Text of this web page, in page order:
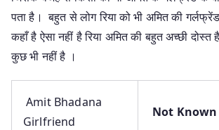
पता है। बहुत से लोग रिया को भी अमित की
कहाँ है ऐसा नहीं है रिया अमित की बहुत अच्छी
कुछ भी नहीं है ।
Amit Bhadana
Girlfriend
Not Known